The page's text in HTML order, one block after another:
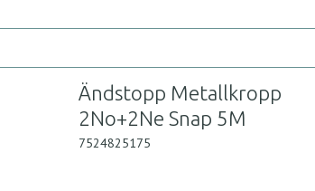
Ändstopp Metallkropp
2No+2Ne Snap 5M
7524825175